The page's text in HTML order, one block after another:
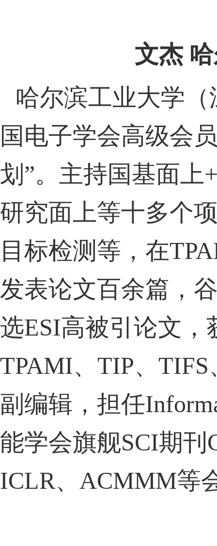
文杰
哈尔滨工业大学
国电子学会高级会
划 ”。主持国基面上
研究面上等十多个
目标检测等，在
发表论文百余篇，
选ESI高被引论文，
TPAMI、 TIP、 TIFS
副编辑，担任
能学会旗舰SCI期刊
ICLR、 ACMMM等